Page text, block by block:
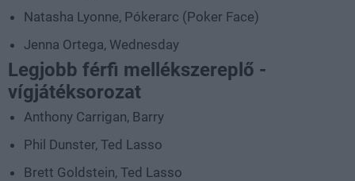
Natasha Lyonne, Pókerarc (Poker Face)
Jenna Ortega, Wednesday
Legjobb férfi mellékszereplő -
vígjátéksorozat
Anthony Carrigan, Barry
Phil Dunster, Ted Lasso
Brett Goldstein, Ted Lasso